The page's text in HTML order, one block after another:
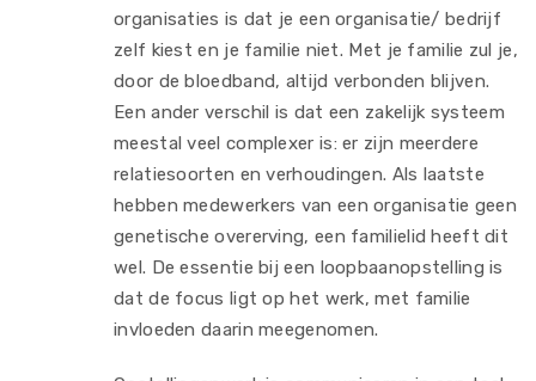
organisaties is dat je een organisatie/ bedrijf
zelf kiest en je familie niet. Met je familie zul je,
door de bloedband, altijd verbonden blijven.
Een ander verschil is dat een zakelijk systeem
meestal veel complexer is: er zijn meerdere
relatiesoorten en verhoudingen. Als laatste
hebben medewerkers van een organisatie geen
genetische overerving, een familielid heeft dit
wel. De essentie bij een loopbaanopstelling is
dat de focus ligt op het werk, met familie
invloeden daarin meegenomen.